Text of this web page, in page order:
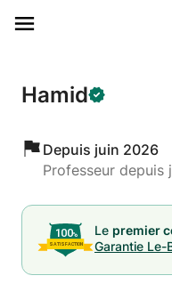
Hamid
Depuis juin 2026
Professeur depuis
Le premier
Garantie Le-